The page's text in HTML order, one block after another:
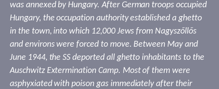
was annexed by Hungary. After German troops occupied
Hungary, the occupation authority established a ghetto
in the town, into which 12,000 Jews from Nagyszőllős
and environs were forced to move. Between May and
June 1944, the SS deported all ghetto inhabitants to the
Auschwitz Extermination Camp. Most of them were
asphyxiated with poison gas immediately after their